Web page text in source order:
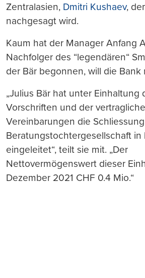
Zentralasien, Dmitri Kushaev,
nachgesagt wird.
Kaum hat der Manager Anfang
Nachfolger des “legendären“
der Bär begonnen, will die Bank
„Julius Bär hat unter Einhaltung
Vorschriften und der
Vereinbarungen die
Beratungstochtergesellschaft in
eingeleitet“, teilt sie mit. „Der
Nettovermögenswert dieser
Dezember 2021 CHF 0.4 Mio.“